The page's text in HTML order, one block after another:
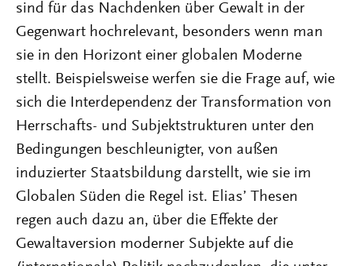
sind für das Nachdenken über Gewalt in der
Gegenwart hochrelevant, besonders wenn man
sie in den Horizont einer globalen Moderne
stellt. Beispielsweise werfen sie die Frage auf, wie
sich die Interdependenz der Transformation von
Herrschafts- und Subjektstrukturen unter den
Bedingungen beschleunigter, von außen
induzierter Staatsbildung darstellt, wie sie im
Globalen Süden die Regel ist. Elias’ Thesen
regen auch dazu an, über die Effekte der
Gewaltaversion moderner Subjekte auf die